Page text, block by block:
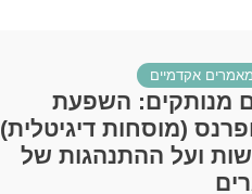
מאמרים אקדמיים
מנותקים: השפעת
(מוסחות דיגיטלית)
ועל ההתנהגות של